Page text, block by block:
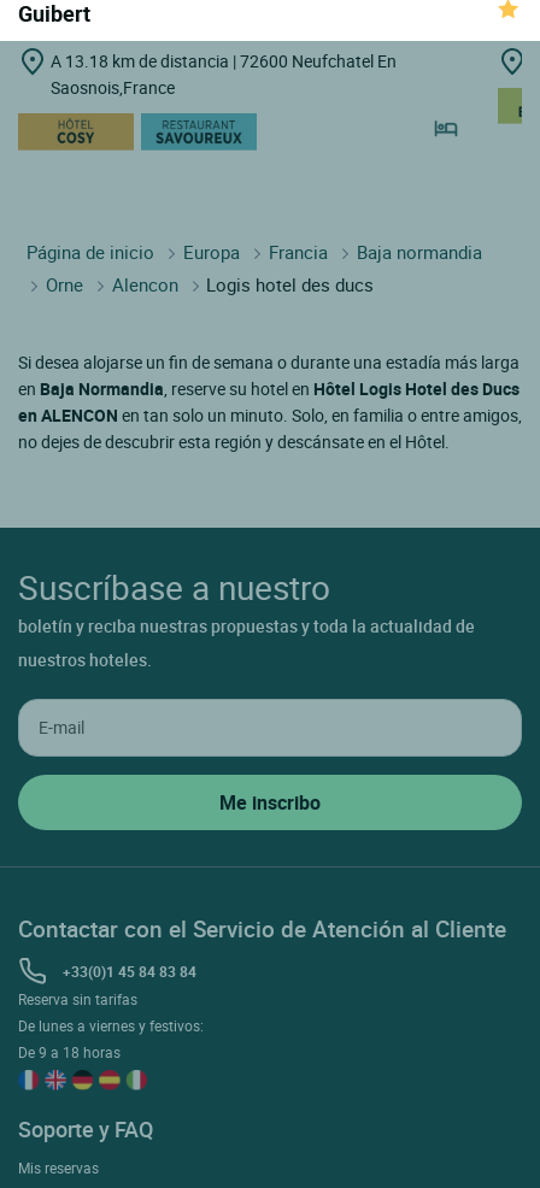
Guibert
A 13.18 km de distancia | 72600 Neufchatel En
Saosnois,France
Página de inicio Europa Francia
Baja normandia
Orne
Alencon Logis hotel des ducs
Si desea alojarse un fin de semana o durante una estadía más larga
en Baja Normandia, reserve su hotel en Hôtel Logis Hotel des Ducs
en ALENCON en tan solo un minuto. Solo, en familia o entre amigos,
no dejes de descubrir esta región y descánsate en el Hôtel.
Suscríbase a nuestro
boletín y reciba nuestras propuestas y toda la actualidad de
nuestros hoteles.
Contactar con el Servicio de Atención al Cliente
+33(0)1 45 84 83 84
Reserva sin tarifas
De lunes a viernes y festivos:
De 9 a 18 horas
Soporte y FAQ
Mis reservas